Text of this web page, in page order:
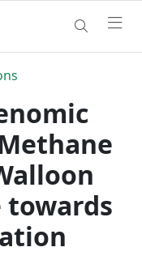
towards